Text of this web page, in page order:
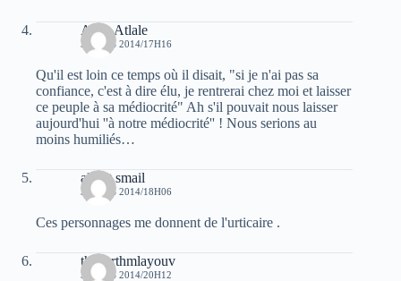
Atala Atlale
3 MARS 2014/17H16
Qu'il est loin ce temps où il disait, "si je n'ai pas sa
confiance, c'est à dire élu, je rentrerai chez moi et laisser
ce peuple à sa médiocrité" Ah s'il pouvait nous laisser
aujourd'hui ''à notre médiocrité'' ! Nous serions au
moins humiliés…
albert smail
3 MARS 2014/18H06
Ces personnages me donnent de l'urticaire .
thadarthmlayouv
3 MARS 2014/20H12